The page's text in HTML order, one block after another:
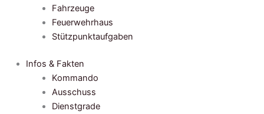
Fahrzeuge
Feuerwehrhaus
Stützpunktaufgaben
Infos & Fakten
Kommando
Ausschuss
Dienstgrade